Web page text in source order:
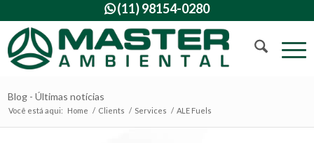
(11) 98154-0280
Blog - Últimas notícias
Você está aqui: Home / Clients / Services / ALE Fuels